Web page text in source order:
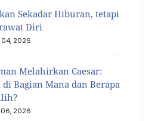
Sekadar Hiburan, tetapi
Diri
2026
Melahirkan Caesar:
di Bagian Mana dan Berapa
2026